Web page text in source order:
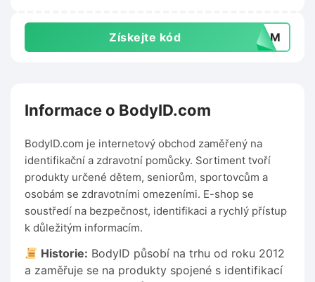
Získejte kód P4PM
Informace o BodyID.com
BodyID.com je internetový obchod zaměřený na
identifikační a zdravotní pomůcky. Sortiment tvoří
produkty určené dětem, seniorům, sportovcům a
osobám se zdravotními omezeními. E-shop se
soustředí na bezpečnost, identifikaci a rychlý přístup
k důležitým informacím.
Historie: BodyID působí na trhu od roku 2012
a zaměřuje se na produkty spojené s identifikací